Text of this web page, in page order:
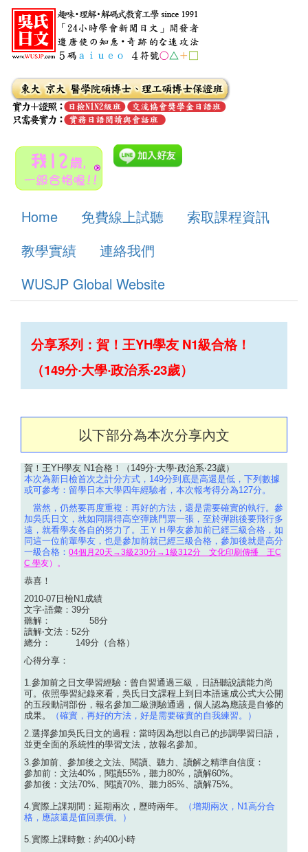
Home 免費線上試聽
索取課程資訊
教學實績
連絡我們
WUSJP Global Website
分享系列：賀！王YH學友 N1級合格！
（149分‧大學‧政治系‧23歲）
以下部分為本次分享內文
賀！王YH學友 N1合格！（149分‧大學‧政治系‧23歲）
本次為新日檢首次之計分方式，149分到底是高還是低，下列數據
或可參考：留學日本大學四年經驗者，本次報考得分為127分。
當然，仍然要再度重複：再好的方法，還是需要確實的執行。參
加吳氏日文，就如同購得高空彈跳門票一張，至於彈跳後要飛行多
遠，就看學友各自的努力了。王ＹＨ學友參加前已經三級合格，如
同這一位前輩學友，也是參加前就已經三級合格，參加後就是高分
一級合格： 04個月20天→3級230分→1級312分 文化印刷傳播 王C
C 學友）。
恭喜！
2010-07日檢N1成績
文字‧語彙：39分
聽解： 58分
讀解‧文法：52分
總分： 149分（合格）
心得分享：
1.參加前之日文學習經驗：曾自習通過三級，日語聽說讀能力尚
可。依照學習紀錄來看，吳氏日文課程上到日本語速成公式大公開
的五段動詞部份，報名參加二級測驗通過，個人認為應該是自修的
成果。
（確實，再好的方法，好是需要確實的自我練習。）
2.選擇參加吳氏日文的過程：當時因為想以自己的步調學習日語，
並更全面的系統性的學習文法，故報名參加。
3.參加前、參加後之文法、閱讀、聽力、讀解之精準自信度：
參加前：文法40%，閱讀55%，聽力80%，讀解60%。
參加後：文法70%、閱讀70%、聽力85%、讀解75%。
4.實際上課期間：延期兩次，歷時兩年。
（增期兩次，N1高分合
格，應該還是值回票價。）
5.實際上課時數：約400小時